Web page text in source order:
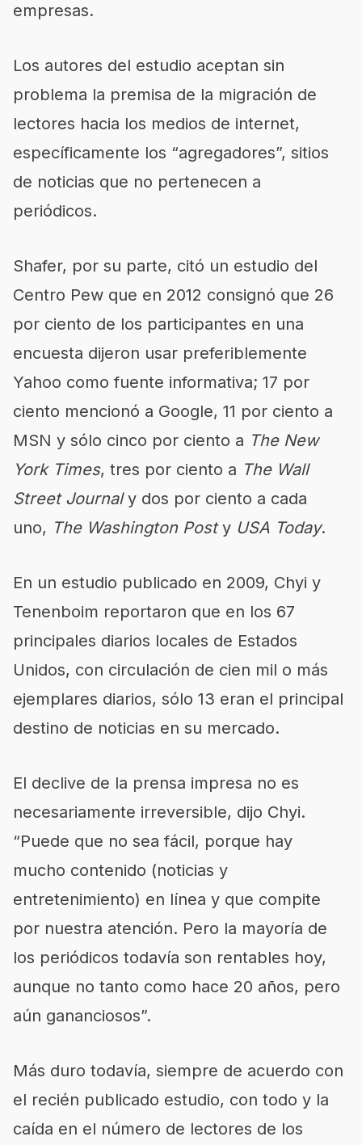
empresas.
Los autores del estudio aceptan sin
problema la premisa de la migración de
lectores hacia los medios de internet,
específicamente los “agregadores”, sitios
de noticias que no pertenecen a
periódicos.
Shafer, por su parte, citó un estudio del
Centro Pew que en 2012 consignó que 26
por ciento de los participantes en una
encuesta dijeron usar preferiblemente
Yahoo como fuente informativa; 17 por
ciento mencionó a Google, 11 por ciento a
MSN y sólo cinco por ciento a The New
York Times, tres por ciento a The Wall
Street Journaly dos por ciento a cada
uno, The Washington Posty USA Today.
En un estudio publicado en 2009, Chyi y
Tenenboim reportaron que en los 67
principales diarios locales de Estados
Unidos, con circulación de cien mil o más
ejemplares diarios, sólo 13 eran el principal
destino de noticias en su mercado.
El declive de la prensa impresa no es
necesariamente irreversible, dijo Chyi.
“Puede que no sea fácil, porque hay
mucho contenido (noticias y
entretenimiento) en línea y que compite
por nuestra atención. Pero la mayoría de
los periódicos todavía son rentables hoy,
aunque no tanto como hace 20 años, pero
aún gananciosos”.
Más duro todavía, siempre de acuerdo con
el recién publicado estudio, con todo y la
caída en el número de lectores de los